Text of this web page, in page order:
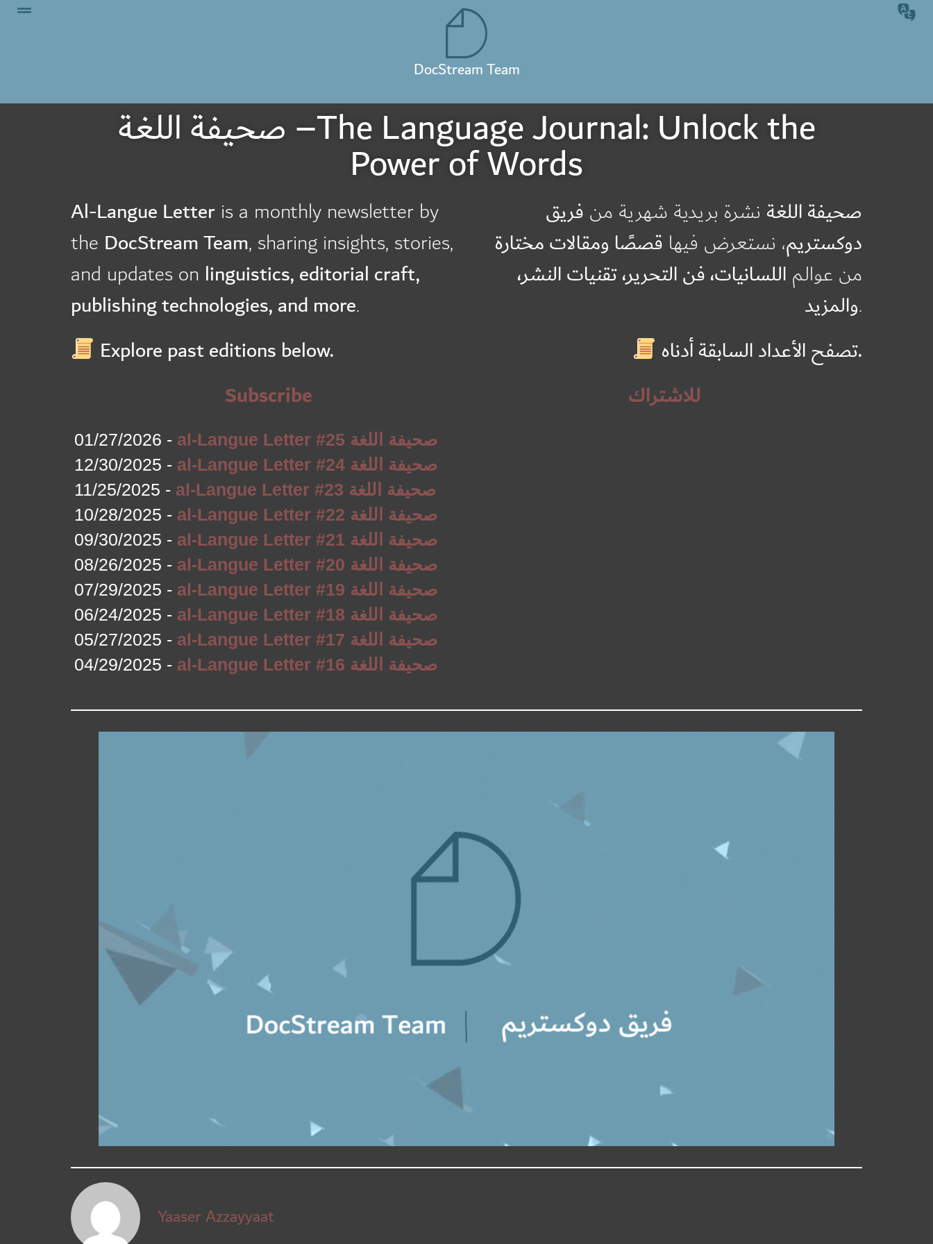
DocStream Team
صحيفة اللغة –The Language Journal: Unlock the
Power of Words
Al-Langue Letter is a monthly newsletter by
the DocStream Team, sharing insights, stories,
and updates on linguistics, editorial craft,
publishing technologies, and more.
Explore past editions below.
Subscribe
صحيفة اللغة نشرة بريدية شهرية من فريق
دوكستريم، نستعرض فيها قصصًا ومقالات مختارة
من عوالم اللسانيات، فن التحرير، تقنيات النشر،
والمزيد.
تصفح الأعداد السابقة أدناه.
للاشتراك
01/27/2026 -
al-Langue Letter #25 صحيفة اللغة
12/30/2025 -
al-Langue Letter #24 صحيفة اللغة
11/25/2025 -
al-Langue Letter #23 صحيفة اللغة
10/28/2025 -
al-Langue Letter #22 صحيفة اللغة
09/30/2025 -
al-Langue Letter #21 صحيفة اللغة
08/26/2025 -
al-Langue Letter #20 صحيفة اللغة
07/29/2025 -
al-Langue Letter #19 صحيفة اللغة
06/24/2025 -
al-Langue Letter #18 صحيفة اللغة
05/27/2025 -
al-Langue Letter #17 صحيفة اللغة
04/29/2025 -
al-Langue Letter #16 صحيفة اللغة
Yaaser Azzayyaat